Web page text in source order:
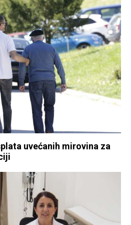
uvećanih mirovina za